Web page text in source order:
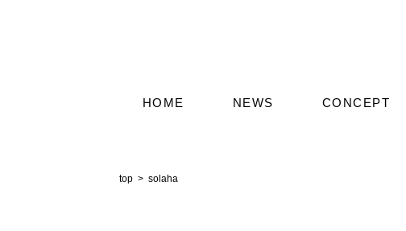
HOME NEWS CONCEPT
top solaha